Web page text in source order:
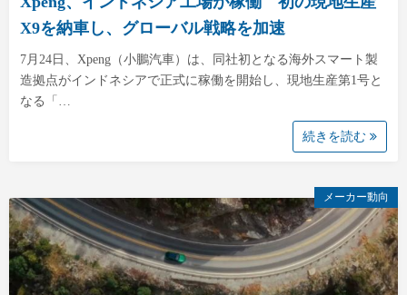
X9を納車し、グローバル戦略を加速
7月24日、Xpeng（小鵬汽車）は、同社初となる海外スマート製
造拠点がインドネシアで正式に稼働を開始し、現地生産第1号と
なる「…
続きを読む
メーカー動向